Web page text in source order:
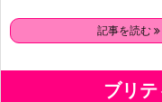
記事を読む
ブリ